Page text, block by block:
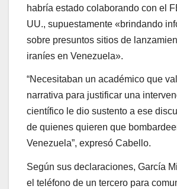
habría estado colaborando con el
UU., supuestamente «brindando
sobre presuntos sitios de
iraníes en Venezuela».
“Necesitaban un académico que
narrativa para justificar una
científico le dio sustento a ese
de quienes quieren que
Venezuela”, expresó Cabello.
Según sus declaraciones, García
el teléfono de un tercero para